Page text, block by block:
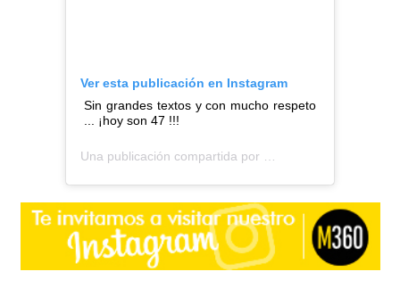
Ver esta publicación en Instagram
Sin grandes textos y con mucho respeto
... ¡hoy son 47 !!!